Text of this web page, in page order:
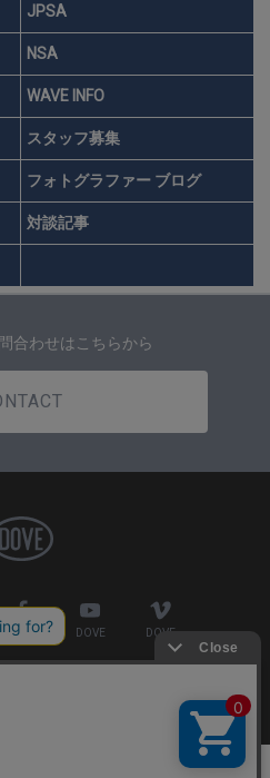
JPSA
NSA
WAVE INFO
スタッフ募集
フォトグラファー ブログ
対談記事
合わせはこちらから
DOVE DOVE DOVE
WETSUITS. All Rights Reserved.